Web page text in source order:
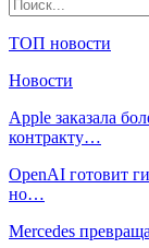
ТОП новости
Новости
Apple заказала
контракту…
OpenAI готовит
но…
Mercedes